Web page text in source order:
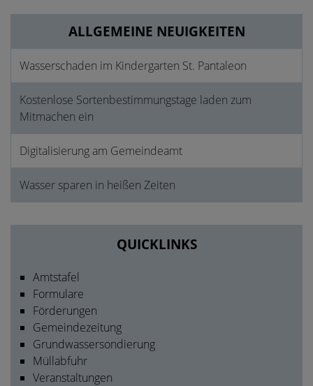
ALLGEMEINE NEUIGKEITEN
Wasserschaden im Kindergarten St. Pantaleon
Kostenlose Sortenbestimmungstage laden zum
Mitmachen ein
Digitalisierung am Gemeindeamt
Wasser sparen in heißen Zeiten
QUICKLINKS
Amtstafel
Formulare
Förderungen
Gemeindezeitung
Grundwassersondierung
Müllabfuhr
Veranstaltungen